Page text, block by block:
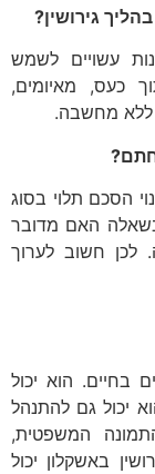
גירושין?
עשויים לשמש
כעס, מאיומים,
ללא מחשבה.
?
הסכם תלוי בסוג
האם מדובר
לכן חשוב לערוך
בחיים. הוא יכול
יכול גם להתנהל
המשפטית,
באשקלון יכול